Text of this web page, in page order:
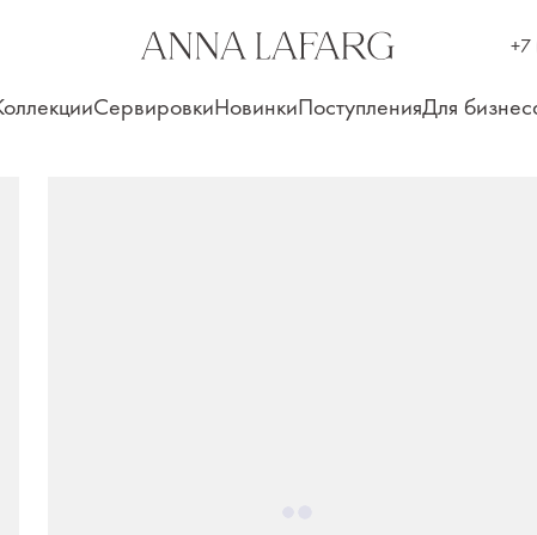
+7
СервировкиНовинкиПоступленияДля